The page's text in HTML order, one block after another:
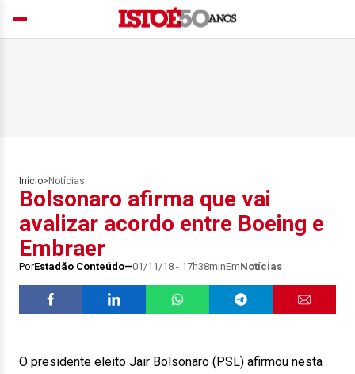
Início> Notícias
Bolsonaro afirma que vai
avalizar acordo entre Boeing e
Embraer
PorEstadão Conteúdo 01/11/18 - 17h38minEmNotícias
O presidente eleito Jair Bolsonaro (PSL) afirmou nesta